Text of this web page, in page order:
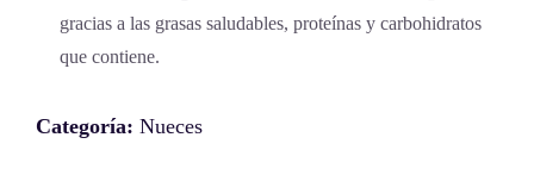
gracias a las grasas saludables, proteínas y carbohidratos
que contiene.
Categoría: Nueces